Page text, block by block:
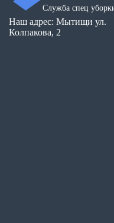
Служба спец
Наш адрес: Мытищи ул.
Колпакова, 2